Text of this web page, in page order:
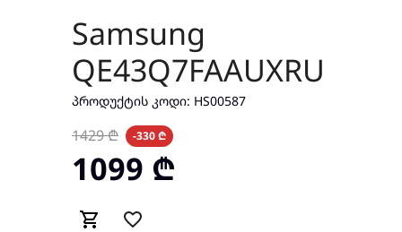
Samsung
QE43Q7FAAUXRU
ᲞᲠᲝᲓᲣᲥᲢᲘᲡ ᲙᲝᲓᲘ: HS00587
1429₾ -330 ₾
1099 ₾